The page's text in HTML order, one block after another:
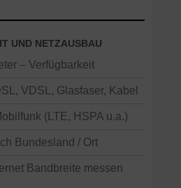
UND NETZAUSBAU
– Verfügbarkeit
VDSL, Glasfaser, Kabel
(LTE, HSPA u.a.)
Bundesland / Ort
Bandbreite messen